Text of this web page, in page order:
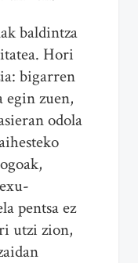
baldintza
Hori
bigarren
zuen,
odola
pentsa ez
utzi zion,